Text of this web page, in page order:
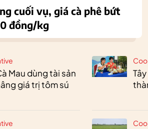
Mau dùng tài sản
giá trị tôm sú
cuối vụ, giá cà phê bứt
đồng/kg